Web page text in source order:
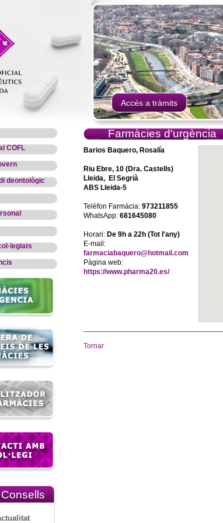
Accés a tràmits
COFL
deontològic
Farmàcies d'urgència
Barios Baquero, Rosalía
Riu Ebre, 10 (Dra. Castells)
Lleida, El Segrià
ABS Lleida-5
Telèfon Farmàcia: 973211855
WhatsApp: 681645080
Horari: De 9h a 22h (Tot l'any)
E-mail:
farmaciabaquero@hotmail.com
Pàgina web:
https://www.pharma20.es/
Tornar